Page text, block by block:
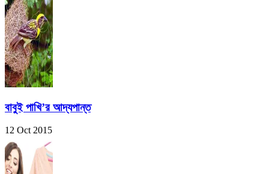
বাবুই পাখি’র আদ্যপান্ত
12 Oct 2015